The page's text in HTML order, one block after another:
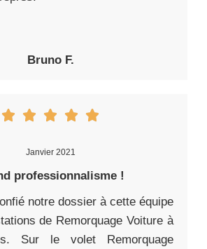
Bruno F.
Janvier 2021
professionnalisme !
notre dossier à cette équipe
de Remorquage Voiture à
Sur le volet Remorquage